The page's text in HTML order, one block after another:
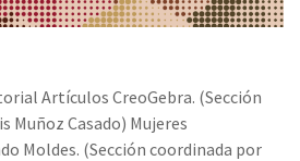
Artículos CreoGebra. (Sección
Muñoz Casado) Mujeres
Moldes. (Sección coordinada por